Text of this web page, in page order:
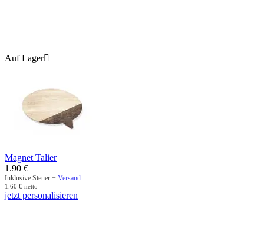
Auf Lager
Magnet Talier
1.90 €
Inklusive Steuer + Versand
1.60 € netto
jetzt personalisieren